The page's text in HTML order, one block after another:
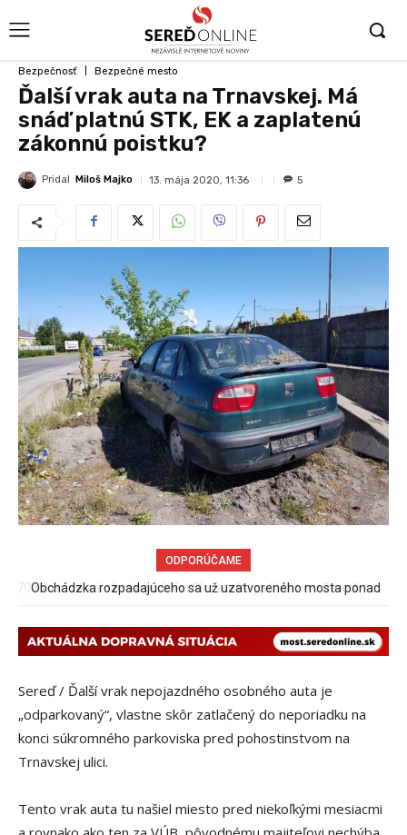
Bezpečnosť Bezpečné mesto
Ďalší vrak auta na Trnavskej. Má
snáď platnú STK, EK a zaplatenú
zákonnú poistku?
Pridal Miloš Majko 13. mája 2020, 11:36 5
ODPORÚČAME
Obchádzka rozpadajúceho sa už uzatvoreného mosta ponad
Sereď / Ďalší vrak nepojazdného osobného auta je
„odparkovaný“, vlastne skôr zatlačený do neporiadku na
konci súkromného parkoviska pred pohostinstvom na
Trnavskej ulici.
Tento vrak auta tu našiel miesto pred niekoľkými mesiacmi